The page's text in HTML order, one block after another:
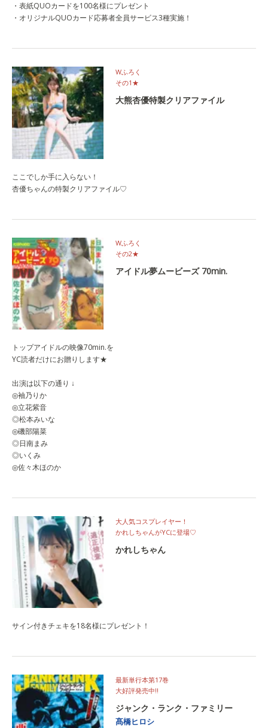
・表紙QUOカードを100名様にプレゼント
・オリジナルQUOカード応募者全員サービス3種実施！
Wふろく
その1★
大熊杏優特製クリアファイル
ここでしか手に入らない！
杏優ちゃんの特製クリアファイル♡
Wふろく
その2★
アイドル夢ムービーズ 70min.
トップアイドルの映像70min.を
YC読者だけにお贈りします★
出演は以下の通り ↓
◎袖乃りか
◎立花紫音
◎松本みいな
◎磯部陽菜
◎日南まみ
◎いくみ
◎佐々木ほのか
大人気コスプレイヤー！
かれしちゃんがYCに登場♡
かれしちゃん
サイン付きチェキを18名様にプレゼント！
最新単行本第17巻
大好評発売中‼
ジャンク・ランク・ファミリー
髙橋ヒロシ